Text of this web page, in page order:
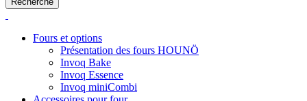
Fours et options
Présentation des fours HOUNÖ
Invoq Bake
Invoq Essence
Invoq miniCombi